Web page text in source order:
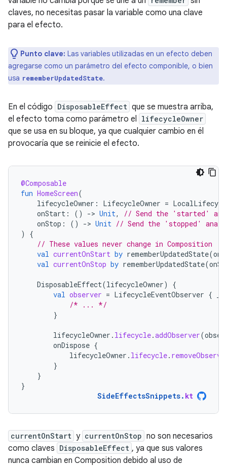
claves, no necesitas pasar la variable como una clave
para el efecto.
Punto clave: Las variables utilizadas en un efecto deben
agregarse como un parámetro del efecto componible, o bien
usa rememberUpdatedState.
En el código DisposableEffect que se muestra arriba,
el efecto toma como parámetro el lifecycleOwner
que se usa en su bloque, ya que cualquier cambio en él
provocaría que se reinicie el efecto.
@Composable
fun HomeScreen(
lifecycleOwner : LifecycleOwner =
onStart : () -> Unit,
// Send the 'started'
onStop : () -> Unit // Send the 'stopped'
)
{
// These values never change in Composition
val currentOnStart by rememberUpdatedState(
val currentOnStop by rememberUpdatedState(
DisposableEffect(lifecycleOwner)
{
val observer = LifecycleEventObserver {
/* ... */
}
lifecycleOwner . lifecycle.addObserver(
onDispose {
lifecycleOwner . lifecycle.
}
}
}
SideEffectsSnippets. kt
currentOnStart y currentOnStop no son necesarios
como claves DisposableEffect , ya que sus valores
nunca cambian en Composition debido al uso de